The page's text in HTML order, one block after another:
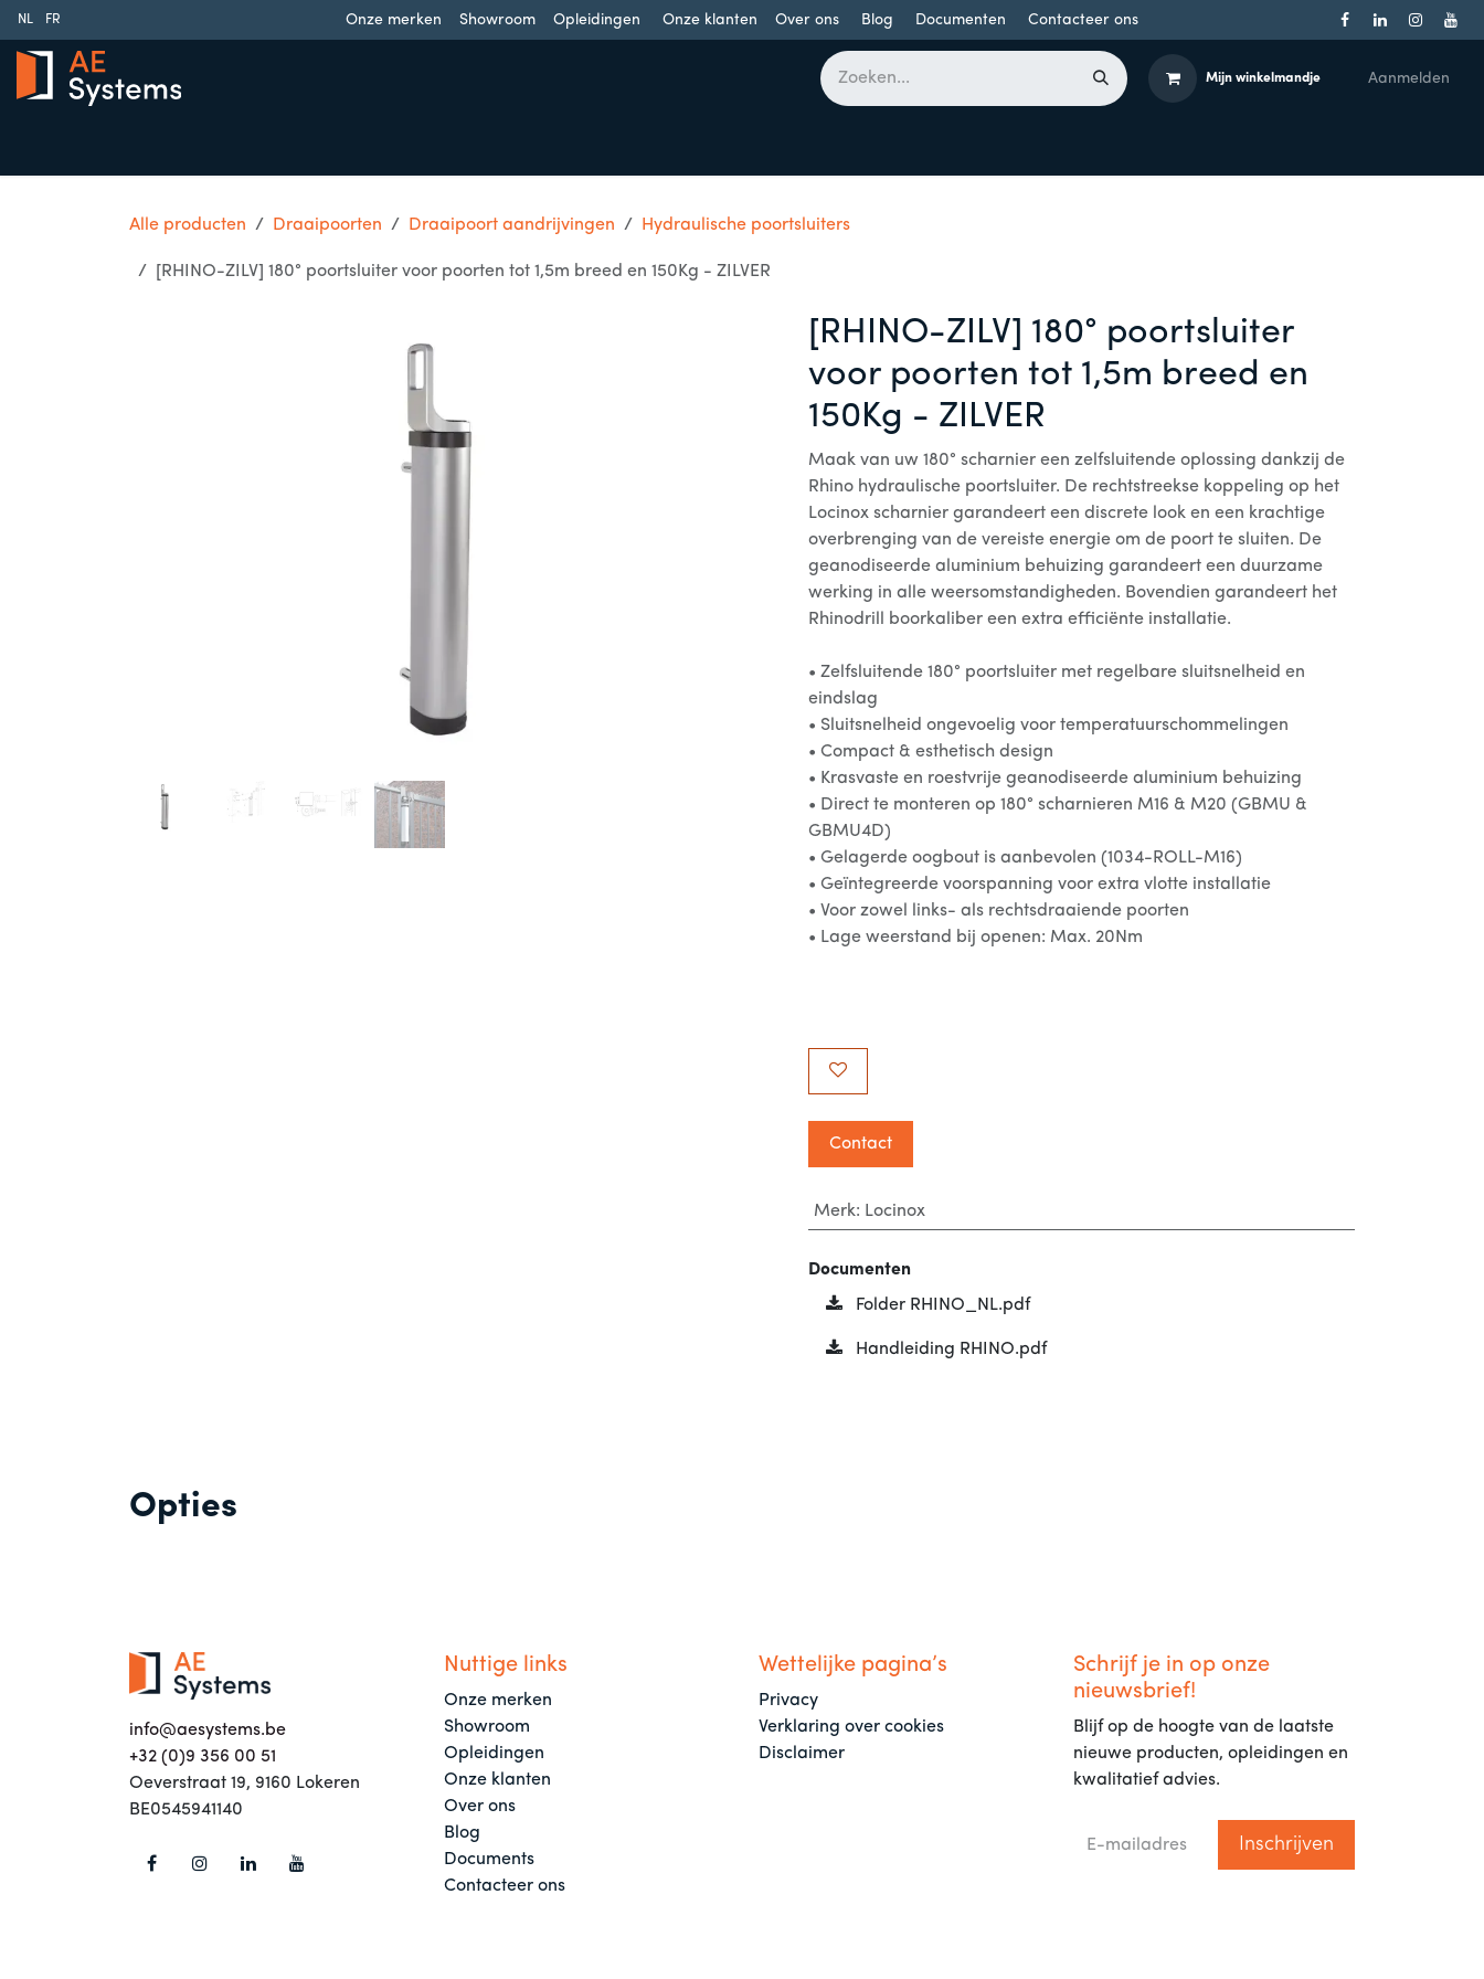
Overslaan naar inhoud
NL FR Onze merken Showroom Opleidingen Onze klanten Over ons Blog Documenten Contacteer ons
Mijn winkelmandje Aanmelden
Alle producten Draaipoorten Draaipoort aandrijvingen Hydraulische poortsluiters
[RHINO-ZILV] 180° poortsluiter voor poorten tot 1,5m breed en 150Kg - ZILVER
[RHINO-ZILV] 180° poortsluiter
voor poorten tot 1,5m breed en
150Kg - ZILVER
Maak van uw 180° scharnier een zelfsluitende oplossing dankzij de
Rhino hydraulische poortsluiter. De rechtstreekse koppeling op het
Locinox scharnier garandeert een discrete look en een krachtige
overbrenging van de vereiste energie om de poort te sluiten. De
geanodiseerde aluminium behuizing garandeert een duurzame
werking in alle weersomstandigheden. Bovendien garandeert het
Rhinodrill boorkaliber een extra efficiënte installatie.
• Zelfsluitende 180° poortsluiter met regelbare sluitsnelheid en
eindslag
• Sluitsnelheid ongevoelig voor temperatuurschommelingen
• Compact & esthetisch design
• Krasvaste en roestvrije geanodiseerde aluminium behuizing
• Direct te monteren op 180° scharnieren M16 & M20 (GBMU &
GBMU4D)
• Gelagerde oogbout is aanbevolen (1034-ROLL-M16)
• Geïntegreerde voorspanning voor extra vlotte installatie
• Voor zowel links- als rechtsdraaiende poorten
• Lage weerstand bij openen: Max. 20Nm
Contact
Merk: Locinox
Documenten
Folder RHINO_NL.pdf
Handleiding RHINO.pdf
Opties
info@aesystems.be
+32 (0)9 356 00 51
Oeverstraat 19, 9160 Lokeren
BE0545941140
Nuttige links
Onze merken
Showroom
Opleidingen
Onze klanten
Over ons
Blog
Documents
Contacteer ons
Wettelijke pagina’s
Privacy
Verklaring over cookies
Disclaimer
Schrijf je in op onze
nieuwsbrief!
Blijf op de hoogte van de laatste
nieuwe producten, opleidingen en
kwalitatief advies.
Inschrijven